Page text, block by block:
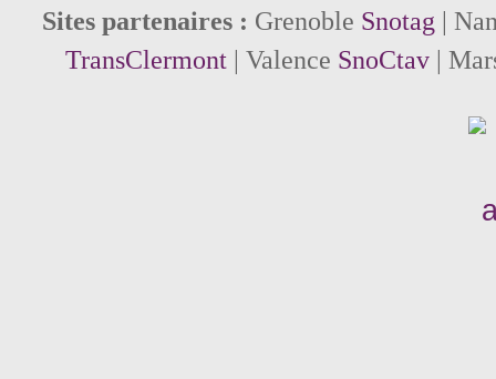
Sites partenaires : Grenoble Snotag |
TransClermont| Valence SnoCtav|